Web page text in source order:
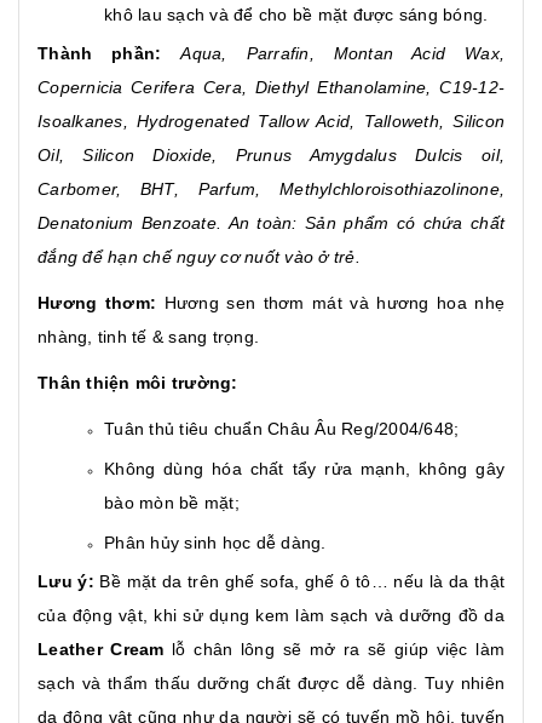
khô lau sạch và để cho bề mặt được sáng bóng.
Thành phần:Aqua, Parrafin, Montan Acid Wax,
Copernicia Cerifera Cera, Diethyl Ethanolamine, C19-12-
Isoalkanes, Hydrogenated Tallow Acid, Talloweth, Silicon
Oil, Silicon Dioxide, Prunus Amygdalus Dulcis oil,
Carbomer, BHT, Parfum, Methylchloroisothiazolinone,
Denatonium Benzoate. An toàn: Sản phẩm có chứa chất
đắng để hạn chế nguy cơ nuốt vào ở trẻ.
Hương thơm: Hương sen thơm mát và hương hoa nhẹ
nhàng, tinh tế & sang trọng.
Thân thiện môi trường:
Tuân thủ tiêu chuẩn Châu Âu Reg/2004/648;
Không dùng hóa chất tẩy rửa mạnh, không gây
bào mòn bề mặt;
Phân hủy sinh học dễ dàng.
Lưu ý: Bề mặt da trên ghế sofa, ghế ô tô… nếu là da thật
của động vật, khi sử dụng kem làm sạch và dưỡng đồ da
Leather Cream lỗ chân lông sẽ mở ra sẽ giúp việc làm
sạch và thẩm thấu dưỡng chất được dễ dàng. Tuy nhiên
da động vật cũng như da người sẽ có tuyến mồ hôi, tuyến